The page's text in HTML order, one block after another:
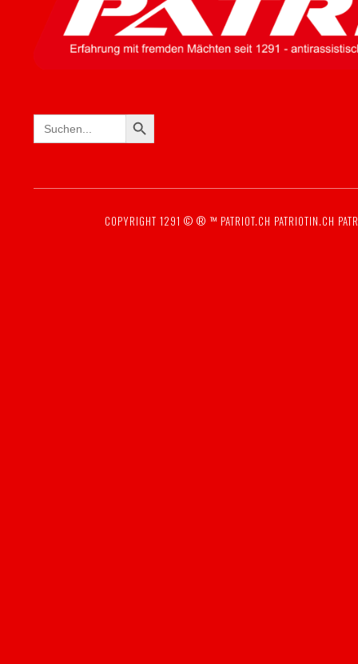
Search
for:
SEARCH BUTTON
COPYRIGHT 1291 © ® ™ PATRIOT.CH PATRIOTIN.CH